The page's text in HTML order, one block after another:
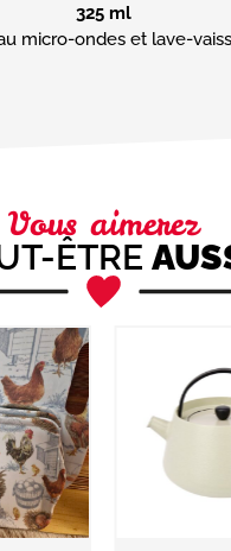
325 ml
micro-ondes et lave-
Vous aimerez
ÊTRE